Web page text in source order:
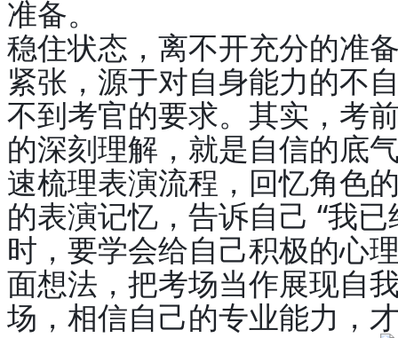
准备。
稳住状态，离不开充分的准
紧张，源于对自身能力的不
不到考官的要求。其实，考
的深刻理解，就是自信的底
速梳理表演流程，回忆角色
的表演记忆，告诉自己 “我
时，要学会给自己积极的心
面想法，把考场当作展现自
场，相信自己的专业能力，